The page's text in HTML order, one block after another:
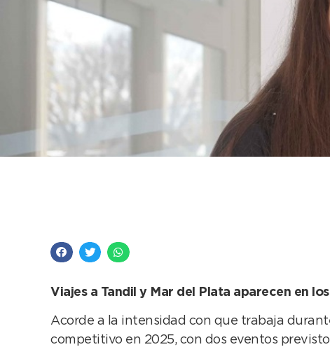
Viajes a Tandil y Mar del Plata aparecen en
Acorde a la intensidad con que trabaja
competitivo en 2025, con dos eventos